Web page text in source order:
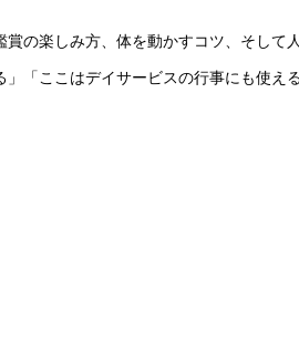
の楽しみ方、体を動かすコツ、そし
「ここはデイサービスの行事にも使え